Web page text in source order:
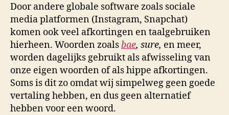
Door andere globale software zoals sociale
media platformen (Instagram, Snapchat)
komen ook veel afkortingen en taalgebruiken
hierheen. Woorden zoalsbae, sure, en meer,
worden dagelijks gebruikt als afwisseling van
onze eigen woorden of als hippe afkortingen.
Soms is dit zo omdat wij simpelweg geen goede
vertaling hebben, en dus geen alternatief
hebben voor een woord.